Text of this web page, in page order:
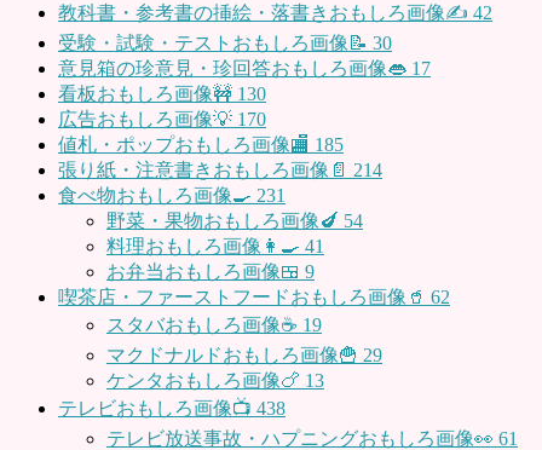
教科書・参考書の挿絵・落書きおもしろ画像✍️ 42
受験・試験・テストおもしろ画像📝 30
意見箱の珍意見・珍回答おもしろ画像👄 17
看板おもしろ画像🚧 130
広告おもしろ画像💡 170
値札・ポップおもしろ画像🏬 185
張り紙・注意書きおもしろ画像📄 214
食べ物おもしろ画像🍳 231
野菜・果物おもしろ画像🍆 54
料理おもしろ画像👩‍🍳 41
お弁当おもしろ画像🍱 9
喫茶店・ファーストフードおもしろ画像🥤 62
スタバおもしろ画像☕️ 19
マクドナルドおもしろ画像🍟 29
ケンタおもしろ画像🍗 13
テレビおもしろ画像📺 438
テレビ放送事故・ハプニングおもしろ画像👀 61